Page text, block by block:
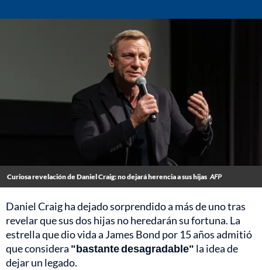
Curiosa revelación de Daniel Craig: no dejará herencia a sus hijas AFP
Daniel Craig ha dejado sorprendido a más de uno tras
revelar que sus dos hijas no heredarán su fortuna. La
estrella que dio vida a James Bond por 15 años admitió
que considera "bastante desagradable" la idea de
dejar un legado.